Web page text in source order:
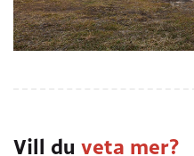
Vill du veta mer?